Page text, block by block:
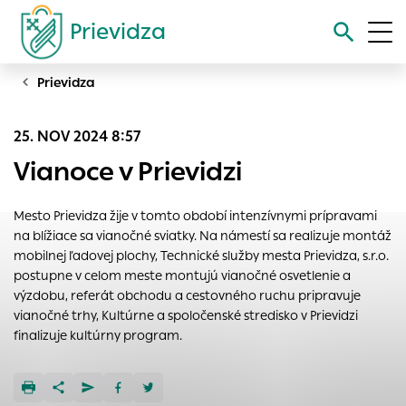
Prievidza
Vyhľadávanie
Prievidza
25. NOV 2024 8:57
Vianoce v Prievidzi
Mesto Prievidza žije v tomto období intenzívnymi prípravami
na blížiace sa vianočné sviatky. Na námestí sa realizuje montáž
mobilnej ľadovej plochy, Technické služby mesta Prievidza, s.r.o.
postupne v celom meste montujú vianočné osvetlenie a
výzdobu, referát obchodu a cestovného ruchu pripravuje
vianočné trhy, Kultúrne a spoločenské stredisko v Prievidzi
finalizuje kultúrny program.
Nastavenie cookies
ukladať informácie o vašej aktivite a preferenciách.
Používajú sa napríklad k tomu, aby si webový prehliadač
zapamätoval Vaše prihlásenie alebo aby sa uložila Vaša
voľba v tomto okne.
Vyberte úroveň cookies, ktorú chcete povoliť
Technické cookies
pomáhajú urobiť webové stránky uplatniteľnými tým, že
umožňujú základné funkcie, ako je navigácia na stránke a